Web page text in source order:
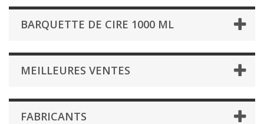
BARQUETTE DE CIRE 1000 ML
MEILLEURES VENTES
FABRICANTS